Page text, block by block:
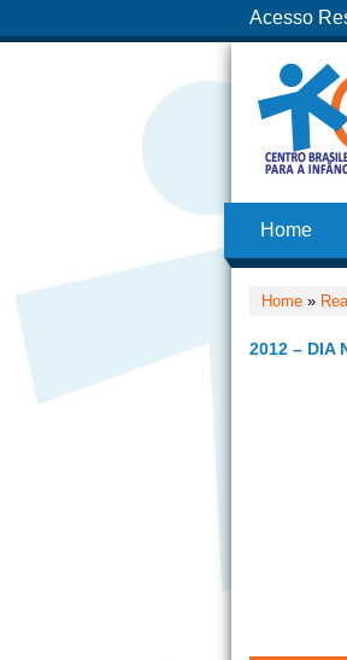
Acesso
Home
Home »
2012 – DIA